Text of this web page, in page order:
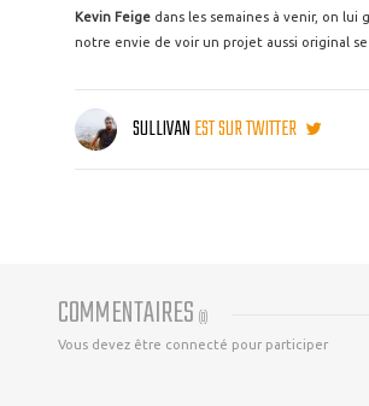
Kevin Feige dans les semaines à venir, on lui
notre envie de voir un projet aussi original se
SULLIVANEST SUR TWITTER
COMMENTAIRES (0)
Vous devez être connecté pour participer